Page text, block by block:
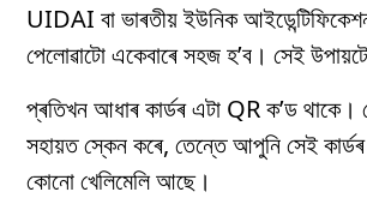
UIDAI বা ভাৰতীয় ইউনিক
পেলোৱাটো একেবাৰে সহজ হ’ব। সেই
প্ৰতিখন আধাৰ কাৰ্ডৰ এটা QR ক’ড
সহায়ত স্কেন কৰে, তেন্তে আপুনি সেই
কোনো খেলিমেলি আছে।